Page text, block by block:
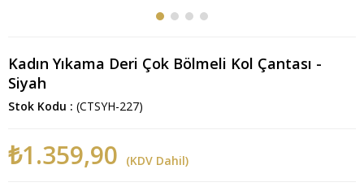
Kadın Yıkama Deri Çok Bölmeli Kol Çantası -
Siyah
Stok Kodu (CTSYH-227)
₺1.359,90 (KDV Dahil)